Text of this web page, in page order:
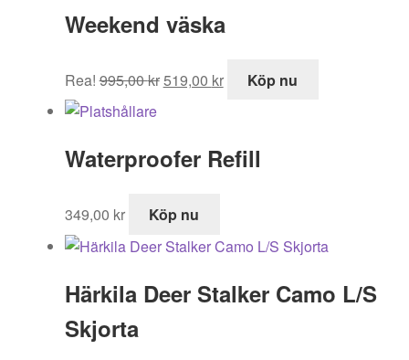
Weekend väska
Rea! 995,00kr
ursprungliga
995,00 kr.
519,00 kr
nuvarande
519,00 kr.
Köp nu
Waterproofer Refill
349,00 kr Köp nu
Härkila Deer Stalker Camo L/S
Skjorta